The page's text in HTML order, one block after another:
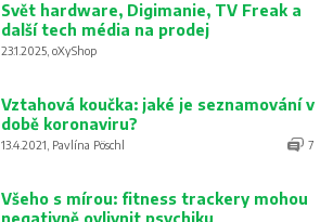
Svět hardware, Digimanie, TV Freak a
další tech média na prodej
23.1.2025, oXyShop
Vztahová koučka: jaké je seznamování v
době koronaviru?
13.4.2021, Pavlína Pöschl 7
Všeho s mírou: fitness trackery mohou
negativně ovlivnit psychiku